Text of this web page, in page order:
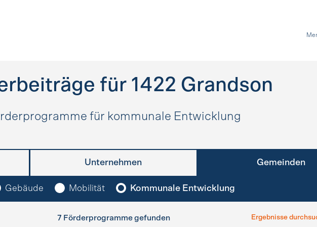
für 1422 Grandson
für kommunale Entwicklung
Unternehmen Gemeinden
Gebäude Mobilität Kommunale Entwicklung
7 Förderprogramme gefunden Ergebnisse